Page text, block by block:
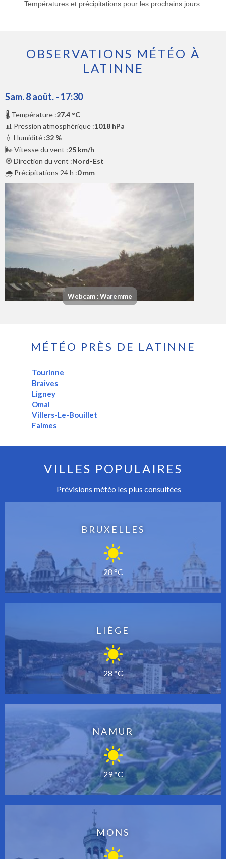
Températures et précipitations pour les prochains jours.
OBSERVATIONS MÉTÉO À
LATINNE
Sam. 8 août. - 17:30
🌡️ Température :27.4 °C
📊 Pression atmosphérique :1018 hPa
💧 Humidité :32 %
🌬️ Vitesse du vent :25 km/h
🧭 Direction du vent :Nord-Est
🌧️ Précipitations 24 h :0 mm
Webcam : Waremme
MÉTÉO PRÈS DE LATINNE
Tourinne
Braives
Ligney
Omal
Villers-Le-Bouillet
Faimes
VILLES POPULAIRES
Prévisions météo les plus consultées
BRUXELLES
28 °C
LIÈGE
28 °C
NAMUR
29 °C
MONS